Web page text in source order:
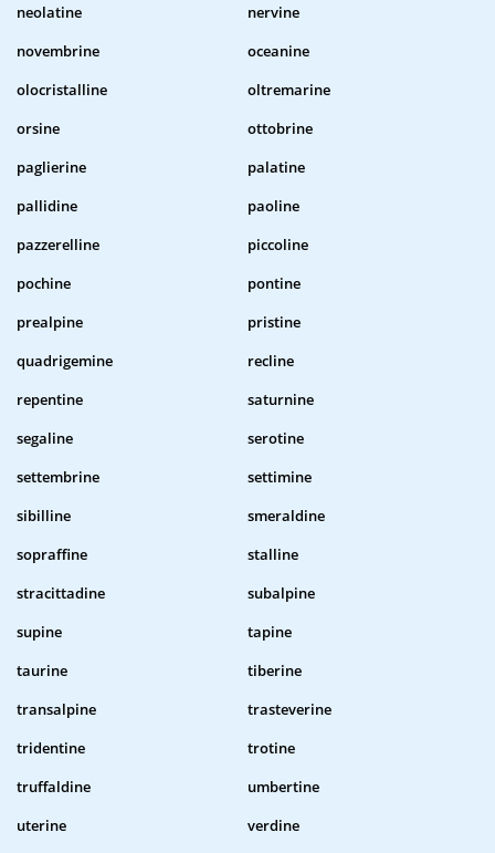
neolatine
nervine
novembrine
oceanine
olocristalline
oltremarine
orsine
ottobrine
paglierine
palatine
pallidine
paoline
pazzerelline
piccoline
pochine
pontine
prealpine
pristine
quadrigemine
recline
repentine
saturnine
segaline
serotine
settembrine
settimine
sibilline
smeraldine
sopraffine
stalline
stracittadine
subalpine
supine
tapine
taurine
tiberine
transalpine
trasteverine
tridentine
trotine
truffaldine
umbertine
uterine
verdine